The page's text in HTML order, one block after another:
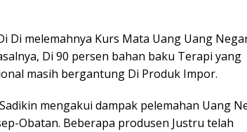
Di melemahnya Kurs Mata Uang Uang
Di 90 persen bahan baku Terapi yang
masih bergantung Di Produk Impor.
mengakui dampak pelemahan Uang
Obatan. Beberapa produsen Justru telah